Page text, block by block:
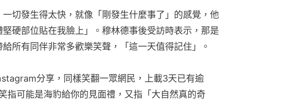
切發生得太快，就像「剛發生什麼事了」的感覺，他
硬部位貼在我臉上」。穆林德事後受訪時表示，那是
所有同伴非常多歡樂笑聲，「這一天值得記住」。
分享，同樣笑翻一眾網民，上載3天已有逾
指可能是海豹給你的見面禮，又指「大自然真的奇